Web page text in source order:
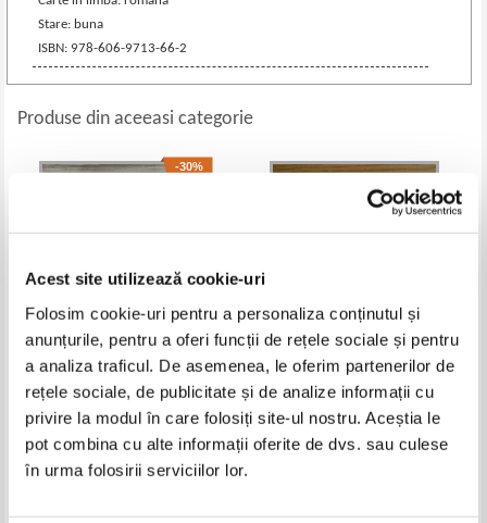
Acest site utilizează cookie-uri
Folosim cookie-uri pentru a personaliza conținutul și
anunțurile, pentru a oferi funcții de rețele sociale și pentru
a analiza traficul. De asemenea, le oferim partenerilor de
rețele sociale, de publicitate și de analize informații cu
privire la modul în care folosiți site-ul nostru. Aceștia le
pot combina cu alte informații oferite de dvs. sau culese
în urma folosirii serviciilor lor.
Stare: buna
ISBN: 978-606-9713-66-2
Produse din aceeasi categorie
-30%
Micalea Smeltzer - 11:11 un nou
inceput
Pret:34,00Lei 23,80 Lei
Adaugă în coș
Jojo Moyes - Un bilet pentru
Paris
Pret:27,00 Lei